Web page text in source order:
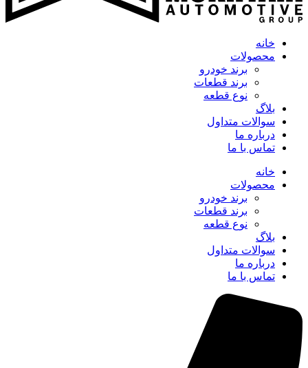
خانه
محصولات
برند خودرو
برند قطعات
نوع قطعه
بلاگ
سوالات متداول
درباره ما
تماس با ما
خانه
محصولات
برند خودرو
برند قطعات
نوع قطعه
بلاگ
سوالات متداول
درباره ما
تماس با ما